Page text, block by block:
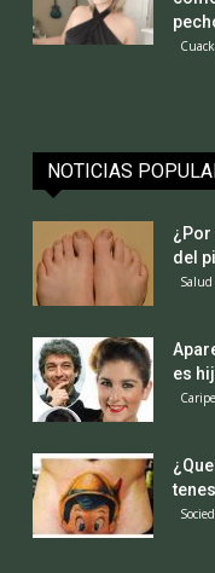
NOTICIAS
¿Por
del
Salud
es